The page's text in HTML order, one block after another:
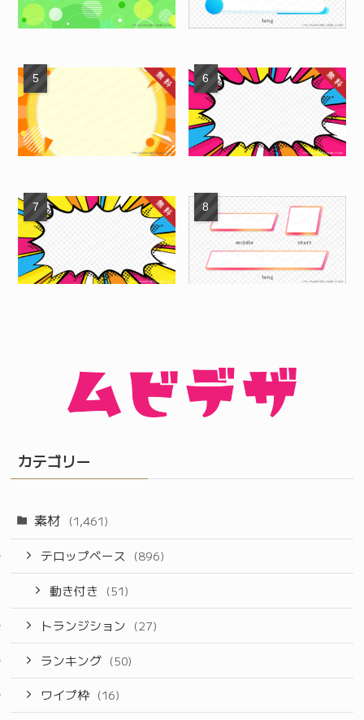
カテゴリー
素材 (1,461)
テロップベース (896)
動き付き (51)
トランジション (27)
ランキング (50)
ワイプ枠 (16)